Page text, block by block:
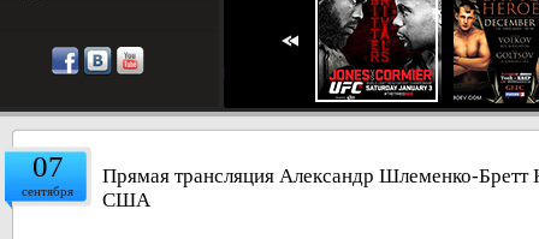
07
сентября
Прямая трансляция Александр Шлеменко-Бретт
США